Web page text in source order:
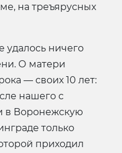
на треъярусных
удалось ничего
О матери
— своих 10 лет:
нашего с
в Воронежскую
только
приходил